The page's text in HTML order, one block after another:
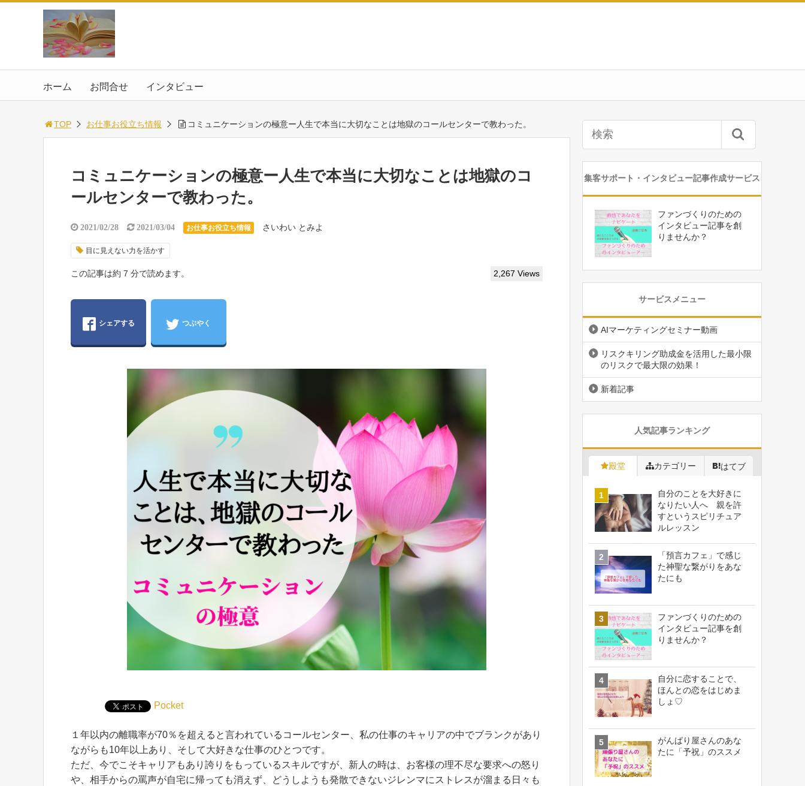
ホーム お問合せ インタビュー
TOP お仕事お役立ち情報 コミュニケーションの極意ー人生で本当に大切なことは地獄のコールセンターで教わった。
コミュニケーションの極意ー人生で本当に大切なことは地獄のコ
ールセンターで教わった。
2021/02/28 2021/03/04 お仕事お役立ち情報 さいわい とみよ
目に見えない力を活かす
この記事は約 7 分で読めます。 2,267 Views
シェアする つぶやく
Pocket
１年以内の離職率が70％を超えると言われているコールセンター、私の仕事のキャリアの中でブランクがあり
ながらも10年以上あり、そして大好きな仕事のひとつです。
ただ、今でこそキャリアもあり誇りをもっているスキルですが、新人の時は、お客様の理不尽な要求への怒り
や、相手からの罵声が自宅に帰っても消えず、どうしようも発散できないジレンマにストレスが溜まる日々も
集客サポート・インタビュー記事作成サービス
ファンづくりのための
インタビュー記事を創
りませんか？
サービスメニュー
AIマーケティングセミナー動画
リスクキリング助成金を活用した最小限
のリスクで最大限の効果！
新着記事
人気記事ランキング
殿堂 カテゴリー はてブ
自分のことを大好きに
なりたい人へ 親を許
すというスピリチュア
ルレッスン
「預言カフェ」で感じ
た神聖な繋がりをあな
たにも
ファンづくりのための
インタビュー記事を創
りませんか？
自分に恋することで、
ほんとの恋をはじめま
しょ♡
がんばり屋さんのあな
たに「予祝」のススメ